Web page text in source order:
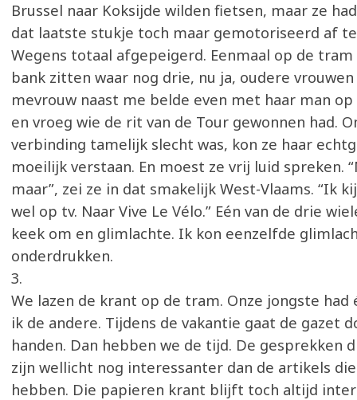
Brussel naar Koksijde wilden fietsen, maar ze
dat laatste stukje toch maar gemotoriseerd af
Wegens totaal afgepeigerd. Eenmaal op de
bank zitten waar nog drie, nu ja, oudere
mevrouw naast me belde even met haar man
en vroeg wie de rit van de Tour gewonnen had.
verbinding tamelijk slecht was, kon ze haar
moeilijk verstaan. En moest ze vrij luid spreken.
maar”, zei ze in dat smakelijk West-Vlaams. “Ik
wel op tv. Naar Vive Le Vélo.” Eén van de drie
keek om en glimlachte. Ik kon eenzelfde
onderdrukken.
3.
We lazen de krant op de tram. Onze jongste had
ik de andere. Tijdens de vakantie gaat de gazet
handen. Dan hebben we de tijd. De gesprekken
zijn wellicht nog interessanter dan de artikels
hebben. Die papieren krant blijft toch altijd